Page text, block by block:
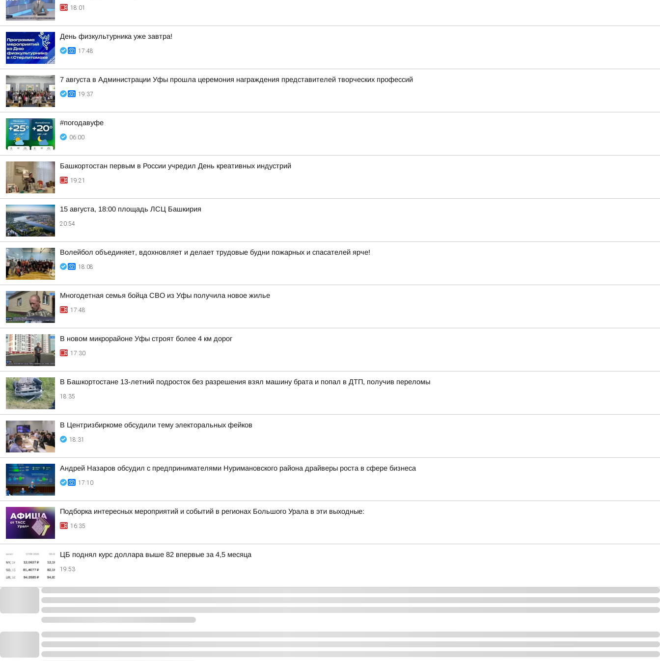
18:01
День физкультурника уже завтра!
17:48
7 августа в Администрации Уфы прошла церемония награждения представителей творческих профессий
19:37
#погодавуфе
06:00
Башкортостан первым в России учредил День креативных индустрий
19:21
15 августа, 18:00 площадь ЛСЦ Башкирия
20:54
Волейбол объединяет, вдохновляет и делает трудовые будни пожарных и спасателей ярче!
18:08
Многодетная семья бойца СВО из Уфы получила новое жилье
17:48
В новом микрорайоне Уфы строят более 4 км дорог
17:30
В Башкортостане 13-летний подросток без разрешения взял машину брата и попал в ДТП, получив переломы
18:35
В Центризбиркоме обсудили тему электоральных фейков
18:31
Андрей Назаров обсудил с предпринимателями Нуримановского района драйверы роста в сфере бизнеса
17:10
Подборка интересных мероприятий и событий в регионах Большого Урала в эти выходные:
16:35
ЦБ поднял курс доллара выше 82 впервые за 4,5 месяца
19:53